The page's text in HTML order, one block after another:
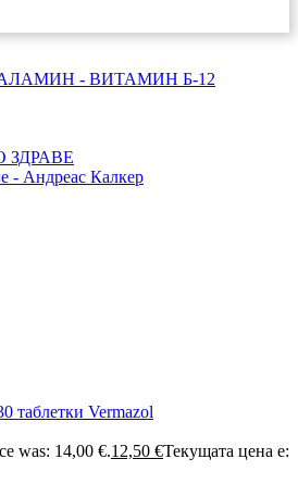
- ВИТАМИН Б-12
- Андреас Калкер
таблетки Vermazol
was: 14,00 €.12,50 €Текущата цена е: